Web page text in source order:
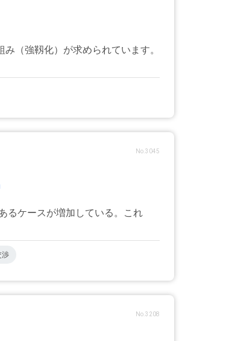
（強靱化）が求められています。
No.3045
るケースが増加している。これ
渉
No.3208